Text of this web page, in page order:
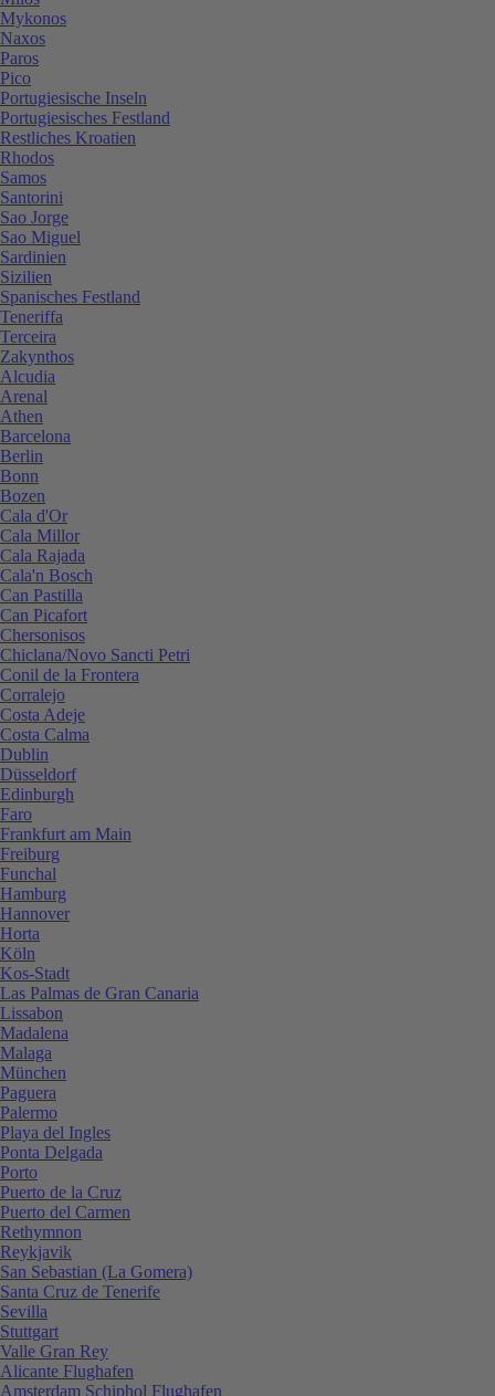
Mykonos
Naxos
Paros
Pico
Portugiesische Inseln
Portugiesisches Festland
Restliches Kroatien
Rhodos
Samos
Santorini
Sao Jorge
Sao Miguel
Sardinien
Sizilien
Spanisches Festland
Teneriffa
Terceira
Zakynthos
Alcudia
Arenal
Athen
Barcelona
Berlin
Bonn
Bozen
Cala d'Or
Cala Millor
Cala Rajada
Cala'n Bosch
Can Pastilla
Can Picafort
Chersonisos
Chiclana/Novo Sancti Petri
Conil de la Frontera
Corralejo
Costa Adeje
Costa Calma
Dublin
Düsseldorf
Edinburgh
Faro
Frankfurt am Main
Freiburg
Funchal
Hamburg
Hannover
Horta
Köln
Kos-Stadt
Las Palmas de Gran Canaria
Lissabon
Madalena
Malaga
München
Paguera
Palermo
Playa del Ingles
Ponta Delgada
Porto
Puerto de la Cruz
Puerto del Carmen
Rethymnon
Reykjavik
San Sebastian (La Gomera)
Santa Cruz de Tenerife
Sevilla
Stuttgart
Valle Gran Rey
Alicante Flughafen
Amsterdam Schiphol Flughafen